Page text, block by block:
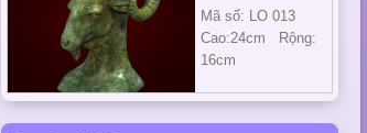
Mã số: LO 013
Cao:24cm Rộng:
16cm